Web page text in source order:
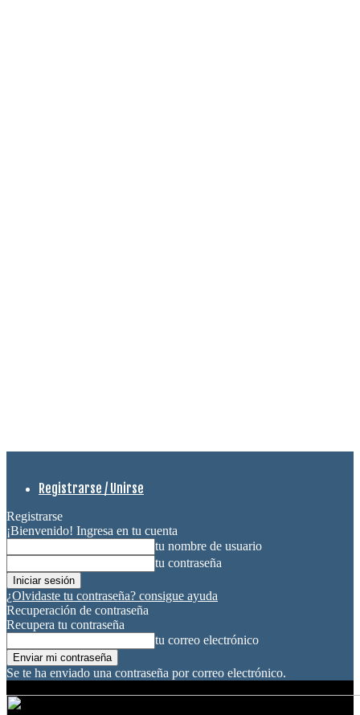
Registrarse / Unirse
Registrarse
¡Bienvenido! Ingresa en tu cuenta
tu nombre de usuario
tu contraseña
¿Olvidaste tu contraseña? consigue ayuda
Recuperación de contraseña
Recupera tu contraseña
tu correo electrónico
Se te ha enviado una contraseña por correo electrónico.